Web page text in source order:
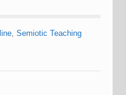
,Semiotic Teaching